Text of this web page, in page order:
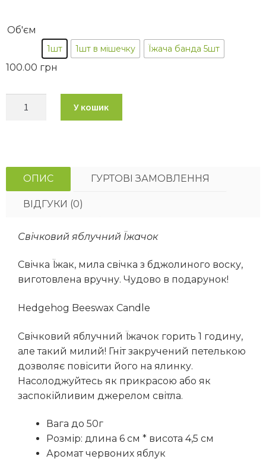
Об'єм
1шт 1шт в мішечку Їжача банда 5шт
100.00 грн
У кошик
ОПИС ГУРТОВІ ЗАМОВЛЕННЯ
ВІДГУКИ (0)
Свічковий яблучний Їжачок
Свічка Їжак, мила свічка з бджолиного воску,
виготовлена вручну. Чудово в подарунок!
Hedgehog Beeswax Candle
Свічковий яблучний Їжачок горить 1 годину,
але такий милий! Гніт закручений петелькою
дозволяє повісити його на ялинку.
Насолоджуйтесь як прикрасою або як
заспокійливим джерелом світла.
Вага до 50г
Розмір: длина 6 см * висота 4,5 см
Аромат червоних яблук